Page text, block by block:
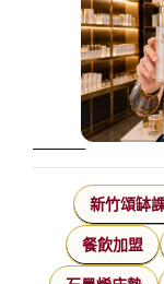
新竹頌缽
餐飲加盟